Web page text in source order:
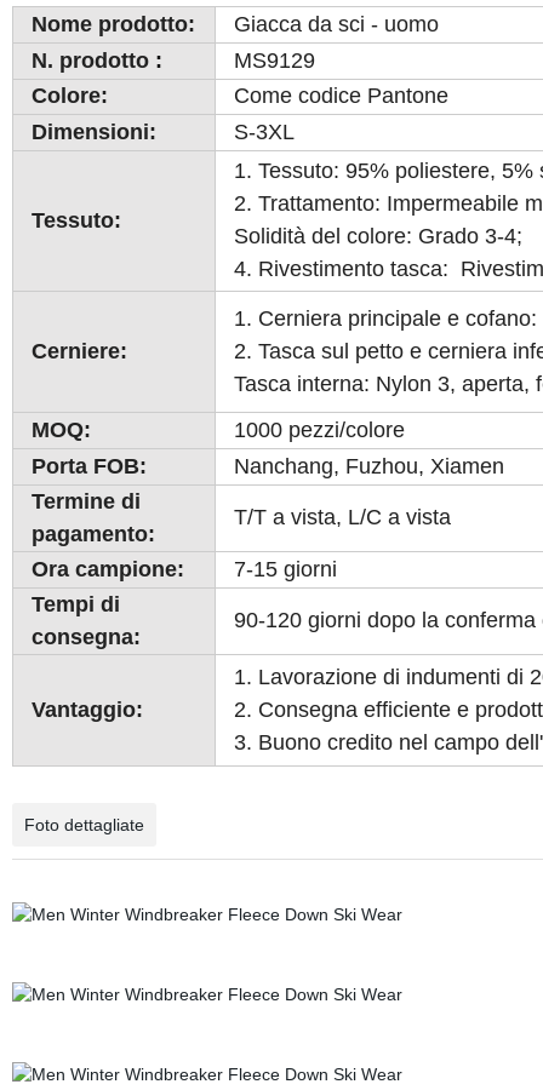
Nome prodotto:
Giacca da sci - uomo
N. prodotto:
MS9129
Colore:
Come codice Pantone
Dimensioni:
S-3XL
Tessuto:
1. Tessuto: 95% poliestere,
2. Trattamento: Impermeabile
Solidità del colore: Grado 3-4;
4. Rivestimento tasca:
Cerniere:
1. Cerniera principale e
2. Tasca sul petto e cerniera
Tasca interna: Nylon 3, aperta,
MOQ:
1000 pezzi/colore
Porta FOB:
Nanchang, Fuzhou, Xiamen
Termine di
pagamento:
T/T a vista, L/C a vista
Ora campione:
7-15 giorni
Tempi di
consegna:
90-120 giorni dopo la conferma
Vantaggio:
1. Lavorazione di indumenti di
2. Consegna efficiente e
3. Buono credito nel campo
Foto dettagliate